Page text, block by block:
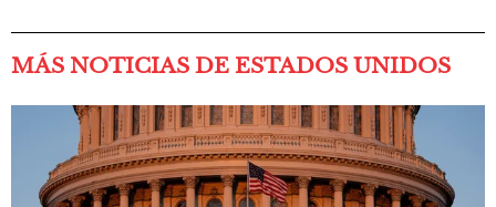
MÁS NOTICIAS DE ESTADOS UNIDOS